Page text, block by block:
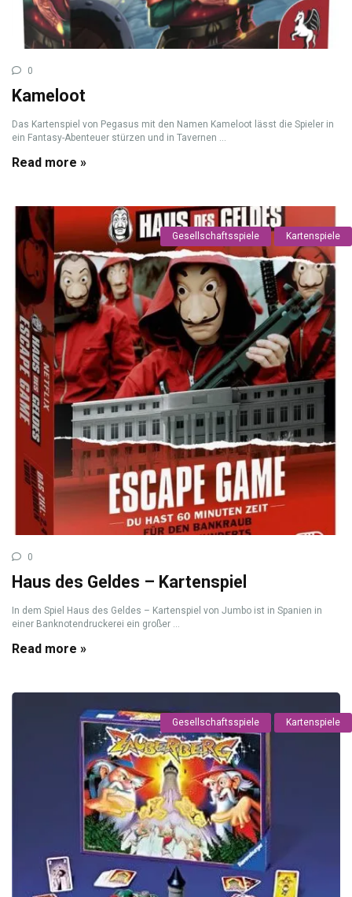
0
Kameloot
Das Kartenspiel von Pegasus mit den Namen Kameloot lässt die Spieler in
ein Fantasy-Abenteuer stürzen und in Tavernen ...
Read more »
Gesellschaftsspiele Kartenspiele
0
Haus des Geldes – Kartenspiel
In dem Spiel Haus des Geldes – Kartenspiel von Jumbo ist in Spanien in
einer Banknotendruckerei ein großer ...
Read more »
Gesellschaftsspiele Kartenspiele